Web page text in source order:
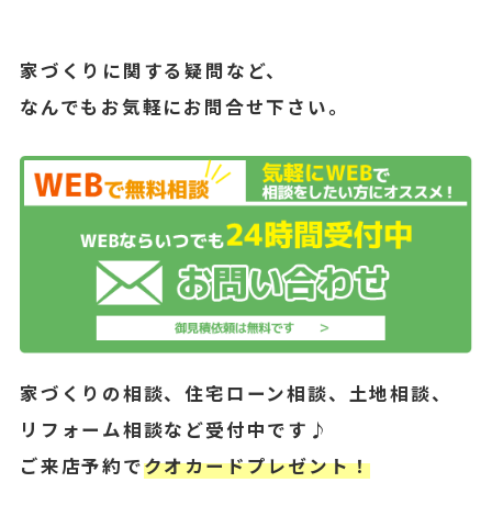
家づくりに関する疑問など、
なんでもお気軽にお問合せ下さい。
家づくりの相談、住宅ローン相談、土地相談、
リフォーム相談など受付中です♪
ご来店予約でクオカードプレゼント！